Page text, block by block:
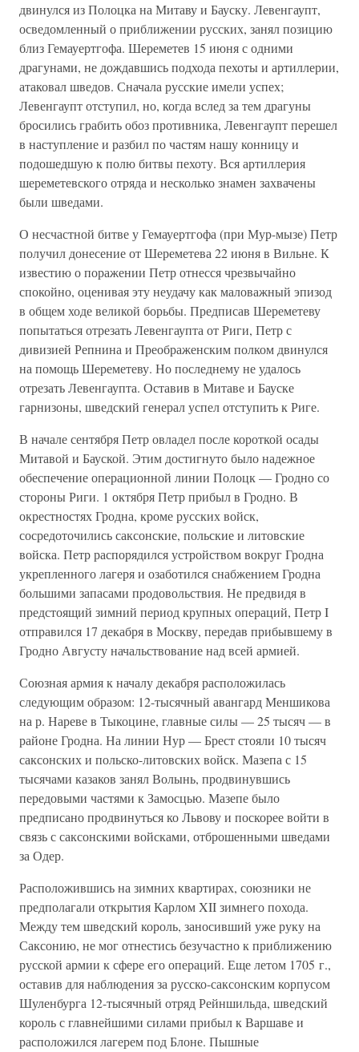
двинулся из Полоцка на Митаву и Бауску. Левенгаупт,
осведомленный о приближении русских, занял позицию
близ Гемауертгофа. Шереметев 15 июня с одними
драгунами, не дождавшись подхода пехоты и артиллерии,
атаковал шведов. Сначала русские имели успех;
Левенгаупт отступил, но, когда вслед за тем драгуны
бросились грабить обоз противника, Левенгаупт перешел
в наступление и разбил по частям нашу конницу и
подошедшую к полю битвы пехоту. Вся артиллерия
шереметевского отряда и несколько знамен захвачены
были шведами.
О несчастной битве у Гемауертгофа (при Мур-мызе) Петр
получил донесение от Шереметева 22 июня в Вильне. К
известию о поражении Петр отнесся чрезвычайно
спокойно, оценивая эту неудачу как маловажный эпизод
в общем ходе великой борьбы. Предписав Шереметеву
попытаться отрезать Левенгаупта от Риги, Петр с
дивизией Репнина и Преображенским полком двинулся
на помощь Шереметеву. Но последнему не удалось
отрезать Левенгаупта. Оставив в Митаве и Бауске
гарнизоны, шведский генерал успел отступить к Риге.
В начале сентября Петр овладел после короткой осады
Митавой и Бауской. Этим достигнуто было надежное
обеспечение операционной линии Полоцк — Гродно со
стороны Риги. 1 октября Петр прибыл в Гродно. В
окрестностях Гродна, кроме русских войск,
сосредоточились саксонские, польские и литовские
войска. Петр распорядился устройством вокруг Гродна
укрепленного лагеря и озаботился снабжением Гродна
большими запасами продовольствия. Не предвидя в
предстоящий зимний период крупных операций, Петр I
отправился 17 декабря в Москву, передав прибывшему в
Гродно Августу начальствование над всей армией.
Союзная армия к началу декабря расположилась
следующим образом: 12-тысячный авангард Меншикова
на р. Нареве в Тыкоцине, главные силы — 25 тысяч — в
районе Гродна. На линии Нур — Брест стояли 10 тысяч
саксонских и польско-литовских войск. Мазепа с 15
тысячами казаков занял Волынь, продвинувшись
передовыми частями к Замосцью. Мазепе было
предписано продвинуться ко Львову и поскорее войти в
связь с саксонскими войсками, отброшенными шведами
за Одер.
Расположившись на зимних квартирах, союзники не
предполагали открытия Карлом XII зимнего похода.
Между тем шведский король, заносивший уже руку на
Саксонию, не мог отнестись безучастно к приближению
русской армии к сфере его операций. Еще летом 1705 г.,
оставив для наблюдения за русско-саксонским корпусом
Шуленбурга 12-тысячный отряд Рейншильда, шведский
король с главнейшими силами прибыл к Варшаве и
расположился лагерем под Блоне. Пышные